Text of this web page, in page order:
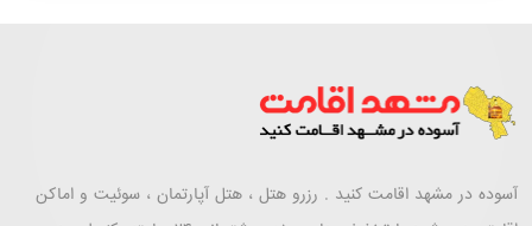
آسوده در مشهد اقامت کنید . رزرو هتل ، هتل آپارتمان ، سوئیت و اماکن